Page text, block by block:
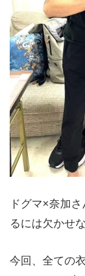
ドグマ×奈加
るには欠かせ
今回、全ての